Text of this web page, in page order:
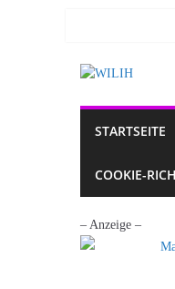
STARTSEITE
COOKIE-
– Anzeige –